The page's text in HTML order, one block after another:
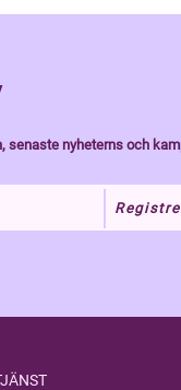
senaste nyheterns och